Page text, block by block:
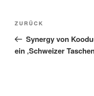
Beitragsnavigation
Vorheriger
Beitrag
ZURÜCK
Synergy von
ein ‚Schweizer